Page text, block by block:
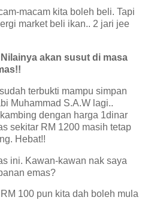
macam kita boleh beli. Tapi
market beli ikan.. 2 jari jee
akan susut di masa
terbukti mampu simpan
Muhammad S.A.W lagi..
dengan harga 1dinar
sekitar RM 1200 masih tetap
Hebat!!
ini. Kawan-kawan nak saya
emas?
100 pun kita dah boleh mula